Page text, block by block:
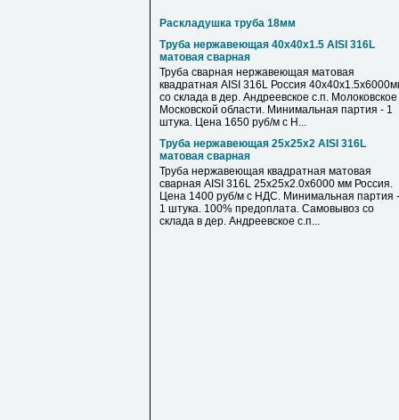
Раскладушка труба 18мм
Труба нержавеющая 40х40х1.5 AISI 316L
матовая сварная
Труба сварная нержавеющая матовая
квадратная AISI 316L Россия
со склада в дер. Андреевское с.п. Молоковское
Московской области. Минимальная партия - 1
штука. Цена 1650 руб/м с Н...
Труба нержавеющая 25х25х2 AISI 316L
матовая сварная
Труба нержавеющая квадратная матовая
сварная AISI 316L 25х25х2.0х6000 мм Россия.
Цена 1400 руб/м с НДС. Минимальная партия -
1 штука. 100% предоплата. Самовывоз со
склада в дер. Андреевское с.п...